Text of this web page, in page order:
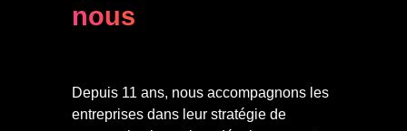
nous
Depuis 11 ans, nous accompagnons les
entreprises dans leur stratégie de